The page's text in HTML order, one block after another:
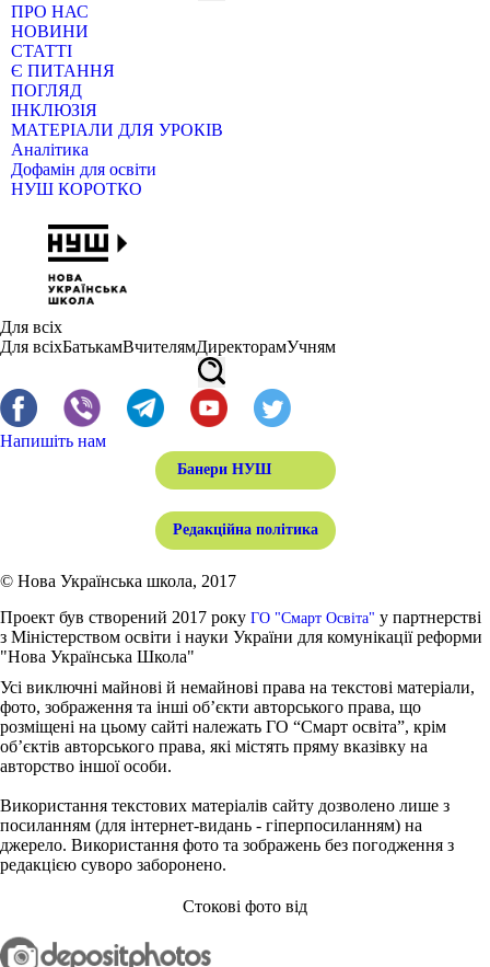
ПРО НАС
НОВИНИ
СТАТТІ
Є ПИТАННЯ
ПОГЛЯД
ІНКЛЮЗІЯ
МАТЕРІАЛИ ДЛЯ УРОКІВ
Аналітика
Дофамін для освіти
НУШ КОРОТКО
Для всіх
Для всіхБатькамВчителямДиректорамУчням
Напишіть нам
Банери НУШ
Редакційна політика
© Нова Українська школа, 2017
Проект був створений 2017 року ГО "Смарт Освіта" у партнерстві
з Міністерством освіти і науки України для комунікації реформи
"Нова Українська Школа"
Усі виключні майнові й немайнові права на текстові матеріали,
фото, зображення та інші об’єкти авторського права, що
розміщені на цьому сайті належать ГО “Смарт освіта”, крім
об’єктів авторського права, які містять пряму вказівку на
авторство іншої особи.
Використання текстових матеріалів сайту дозволено лише з
посиланням (для інтернет-видань - гіперпосиланням) на
джерело. Використання фото та зображень без погодження з
редакцією суворо заборонено.
Стокові фото від